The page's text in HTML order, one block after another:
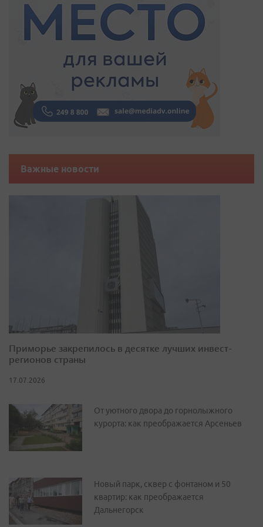
Важные новости
Приморье закрепилось в десятке лучших инвест-
регионов страны
17.07.2026
От уютного двора до горнолыжного
курорта: как преображается Арсеньев
Новый парк, сквер с фонтаном и 50
квартир: как преображается
Дальнегорск